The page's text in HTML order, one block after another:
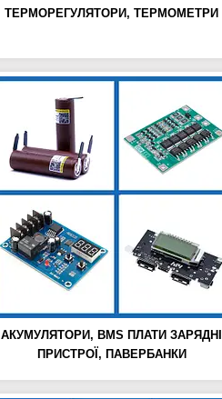
ТЕРМОРЕГУЛЯТОРИ, ТЕРМОМЕТРИ
АКУМУЛЯТОРИ, BMS ПЛАТИ ЗАРЯДНІ
ПРИСТРОЇ, ПАВЕРБАНКИ